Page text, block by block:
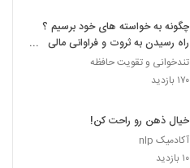
چگونه به خواسته های خود برسیم ؟
راه رسیدن به ثروت و فراوانی مالی
چیست؟
تندخوانی و تقویت حافظه
۱۷۰ بازدید
خیال ذهن رو راحت کن!
آکادمیک nlp
۱۰ بازدید